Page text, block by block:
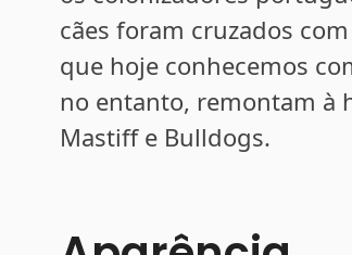
cães foram cruzados
que hoje conhecemos
no entanto, remontam à
Mastiff e Bulldogs.